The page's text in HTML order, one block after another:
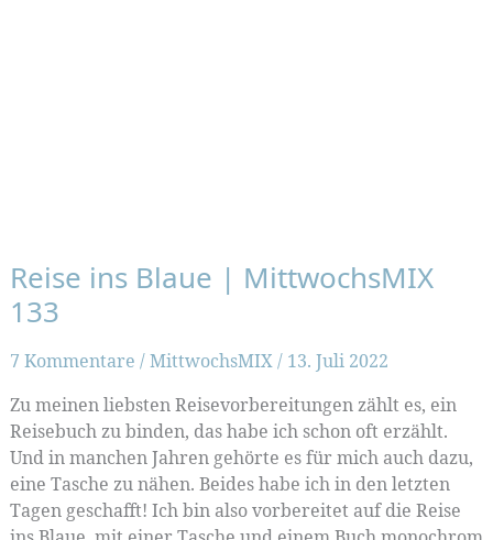
Reise ins Blaue | MittwochsMIX
133
7 Kommentare /MittwochsMIX/ 13. Juli 2022
Zu meinen liebsten Reisevorbereitungen zählt es, ein
Reisebuch zu binden, das habe ich schon oft erzählt.
Und in manchen Jahren gehörte es für mich auch dazu,
eine Tasche zu nähen. Beides habe ich in den letzten
Tagen geschafft! Ich bin also vorbereitet auf die Reise